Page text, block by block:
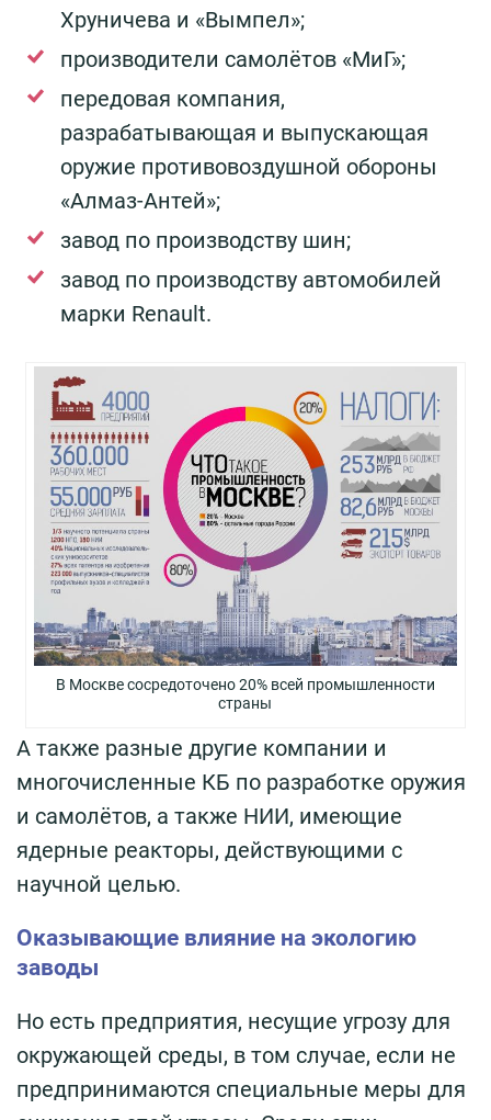
Хруничева и «Вымпел»;
производители самолётов «МиГ»;
передовая компания,
разрабатывающая и выпускающая
оружие противовоздушной обороны
«Алмаз-Антей»;
завод по производству шин;
завод по производству автомобилей
марки Renault.
В Москве сосредоточено 20% всей промышленности
страны
А также разные другие компании и
многочисленные КБ по разработке оружия
и самолётов, а также НИИ, имеющие
ядерные реакторы, действующими с
научной целью.
Оказывающие влияние на экологию
заводы
Но есть предприятия, несущие угрозу для
окружающей среды, в том случае, если не
предпринимаются специальные меры для